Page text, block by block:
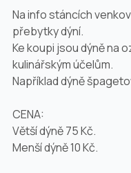
Na info stáncích
přebytky dýní.
Ke koupi jsou dýně na
kulinářským účelům.
Například dýně
CENA:
Větší dýně 75 Kč.
Menší dýně 10 Kč.